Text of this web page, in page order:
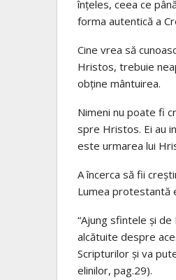
înţeles, ceea ce
forma autentică a
Cine vrea să
Hristos, trebuie
obţine mântuirea.
Nimeni nu poate fi
spre Hristos. Ei au
este urmarea lui
A încerca să fii
Lumea protestantă
“Ajung sfintele şi
alcătuite despre
Scripturilor şi va
elinilor, pag.29).